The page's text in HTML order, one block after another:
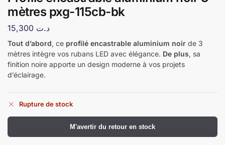
mètres pxg-115cb-bk
د.ت
Tout d’abord, ce profilé encastrable aluminium noir de 3
mètres intègre vos rubans LED avec élégance. De plus, sa
finition noire apporte un design moderne à vos projets
d’éclairage.
Rupture de stock
​M'avertir du retour en stock